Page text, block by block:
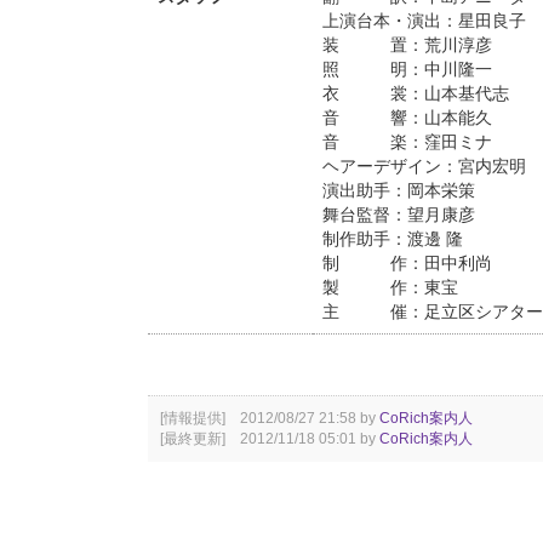
上演台本・演出：星田良子
装 置：荒川淳彦
照 明：中川隆一
衣 裳：山本基代志
音 響：山本能久
音 楽：窪田ミナ
ヘアーデザイン：宮内宏明
演出助手：岡本栄策
舞台監督：望月康彦
制作助手：渡邊 隆
制 作：田中利尚
製 作：東宝
主 催：足立区シアター
[情報提供] 2012/08/27 21:58 by CoRich案内人
[最終更新] 2012/11/18 05:01 by CoRich案内人